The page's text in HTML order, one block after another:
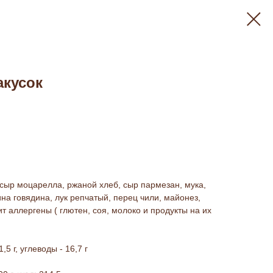
моцарелла, ржаной хлеб, сыр пармезан, мука,
говядина, лук репчатый, перец чили, майонез,
аллергены ( глютен, соя, молоко и продукты на их
г, углеводы - 16,7 г